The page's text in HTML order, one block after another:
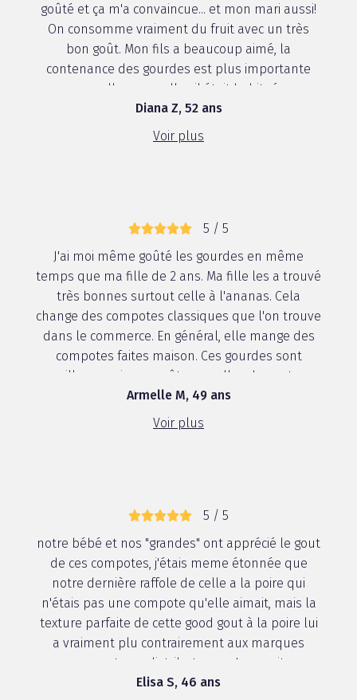
goûté et ça m'a convaincue... et mon mari aussi!
On consomme vraiment du fruit avec un très
bon goût. Mon fils a beaucoup aimé, la
contenance des gourdes est plus importante
que celle auxquelles il était habitué ...
Diana Z, 52 ans
Voir plus
5 / 5
J'ai moi même goûté les gourdes en même
temps que ma fille de 2 ans. Ma fille les a trouvé
très bonnes surtout celle à l'ananas. Cela
change des compotes classiques que l'on trouve
dans le commerce. En général, elle mange des
compotes faites maison. Ces gourdes sont
meilleures niveau goût que celles des autres
marques...
Armelle M, 49 ans
Voir plus
5 / 5
notre bébé et nos "grandes" ont apprécié le gout
de ces compotes, j'étais meme étonnée que
notre dernière raffole de celle a la poire qui
n'étais pas une compote qu'elle aimait, mais la
texture parfaite de cette good gout à la poire lui
a vraiment plu contrairement aux marques
concurrente ou distributeur qu'on avait e...
Elisa S, 46 ans